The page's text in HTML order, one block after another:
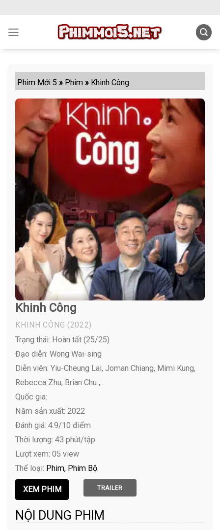
content
Phim Mới 5 » Phim » Khinh Công
Khinh Công
KHINH CÔNG (2022)
Trạng thái: Hoàn tất (25/25)
Đạo diễn: Wong Wai-sing
Diễn viên: Yiu-Cheung Lai, Joman Chiang, Mimi Kung,
Rebecca Zhu, Brian Chu ,...
Quốc gia:
Năm sản xuất: 2022
Đánh giá: 4.9/10 điểm
Thời lượng: 43 phút/tập
Lượt xem: 05 view
Thể loại: Phim Phim Bộ
TRAILER
NỘI DUNG PHIM